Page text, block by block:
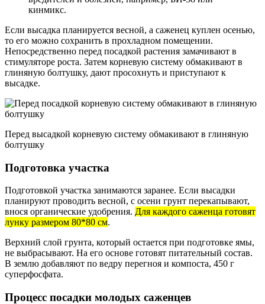
кинмикс.
Если высадка планируется весной, а саженец куплен осенью,
то его можно сохранить в прохладном помещении.
Непосредственно перед посадкой растения замачивают в
стимуляторе роста. Затем корневую систему обмакивают в
глиняную болтушку, дают просохнуть и приступают к
высадке.
Перед высадкой корневую систему обмакивают в глиняную
болтушку
Подготовка участка
Подготовкой участка занимаются заранее. Если высадки
планируют проводить весной, с осени грунт перекапывают,
внося органические удобрения. Для каждого саженца готовят
лунку размером 80*80 см.
Верхний слой грунта, который остается при подготовке ямы,
не выбрасывают. На его основе готовят питательный состав.
В землю добавляют по ведру перегноя и компоста, 450 г
суперфосфата.
Процесс посадки молодых саженцев